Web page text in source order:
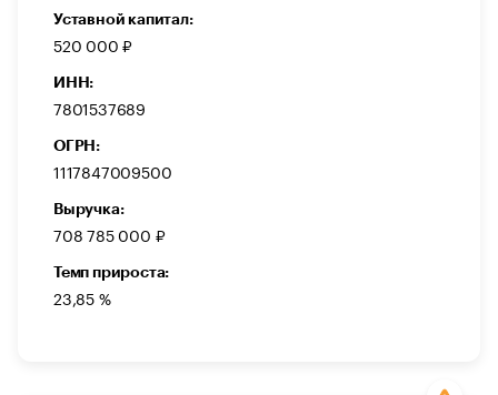
Уставной капитал:
520 000 ₽
ИНН:
7801537689
ОГРН:
1117847009500
Выручка:
708 785 000 ₽
Темп прироста:
23,85 %